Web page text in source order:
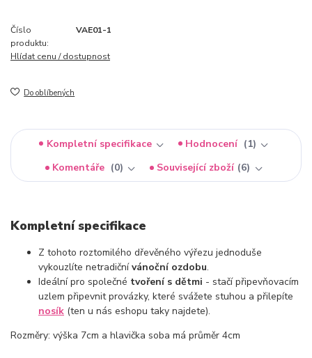
Číslo
produktu:
VAE01-1
Hlídat cenu / dostupnost
Do oblíbených
Kompletní specifikace Hodnocení
1
Komentáře
0 Související zboží 6
Kompletní specifikace
Z tohoto roztomilého dřevěného výřezu jednoduše
vykouzlíte netradičnívánoční ozdobu.
Ideální pro společné tvoření s dětmi - stačí připevňovacím
uzlem připevnit provázky, které svážete stuhou a přilepíte
nosík (ten u nás eshopu taky najdete).
Rozměry: výška 7cm a hlavička soba má průměr 4cm